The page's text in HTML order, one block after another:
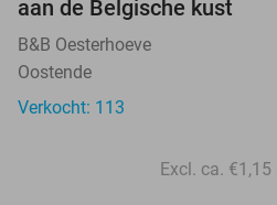
aan de Belgische kust
B&B Oesterhoeve
Oostende
Verkocht: 113
Excl. ca.